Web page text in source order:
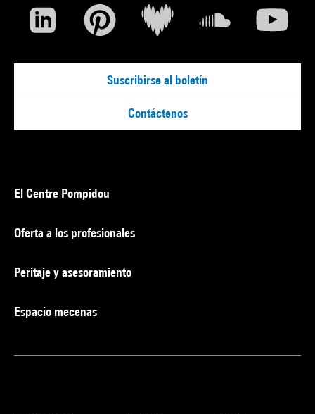
Suscribirse al boletín
Contáctenos
El Centre Pompidou
Oferta a los profesionales
Peritaje y asesoramiento
Espacio mecenas